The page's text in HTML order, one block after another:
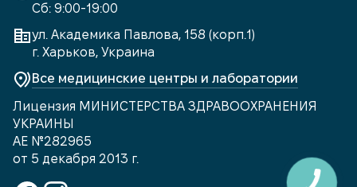
Сб: 9:00-19:00
ул. Академика Павлова, 158 (корп.1)
г. Харьков, Украина
Все медицинские центры и лаборатории
Лицензия МИНИСТЕРСТВА ЗДРАВООХРАНЕНИЯ
УКРАИНЫ
АЕ №282965
от 5 декабря 2013 г.